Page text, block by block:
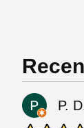
P.